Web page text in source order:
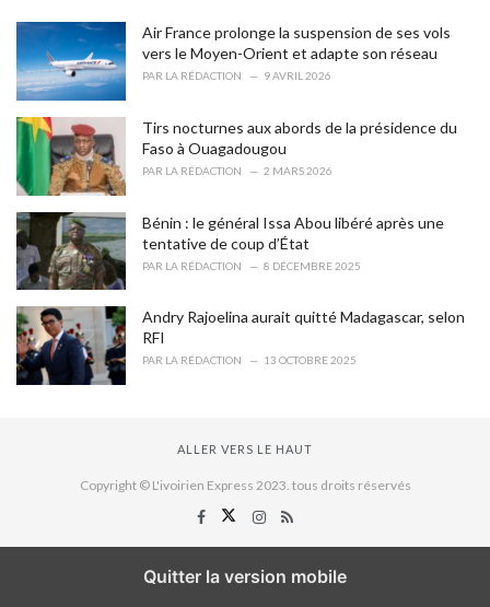
Air France prolonge la suspension de ses vols
vers le Moyen-Orient et adapte son réseau
PAR LA RÉDACTION 9 AVRIL 2026
Tirs nocturnes aux abords de la présidence du
Faso à Ouagadougou
PAR LA RÉDACTION 2 MARS 2026
Bénin : le général Issa Abou libéré après une
tentative de coup d’État
PAR LA RÉDACTION 8 DÉCEMBRE 2025
Andry Rajoelina aurait quitté Madagascar, selon
RFI
PAR LA RÉDACTION 13 OCTOBRE 2025
ALLER VERS LE HAUT
Copyright © L'ivoirien Express 2023. tous droits réservés
Quitter la version mobile